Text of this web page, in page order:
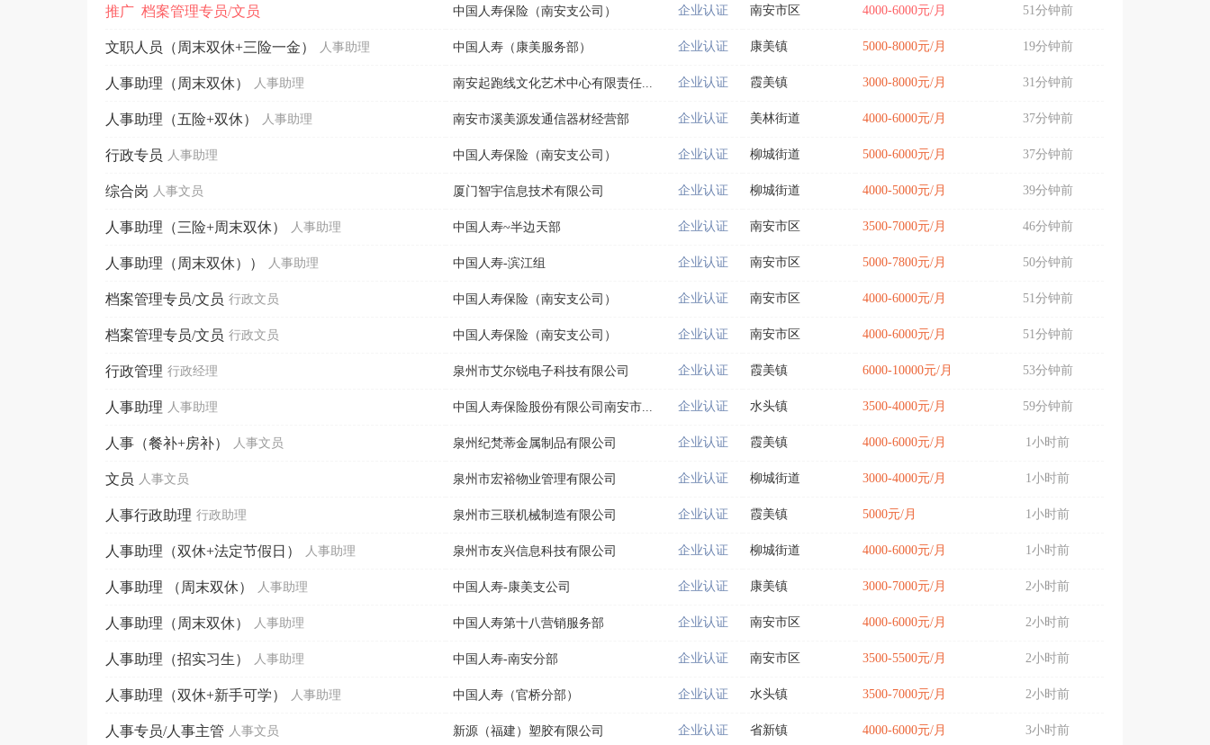
推广 档案管理专员/文员 中国人寿保险（南安支公司） 企业认证 南安市区 4000-6000元/月 51分钟前
文职人员（周末双休+三险一金） 人事助理 中国人寿（康美服务部） 企业认证 康美镇 5000-8000元/月 19分钟前
人事助理（周末双休） 人事助理 南安起跑线文化艺术中心有限责任... 企业认证 霞美镇 3000-8000元/月 31分钟前
人事助理（五险+双休） 人事助理 南安市溪美源发通信器材经营部 企业认证 美林街道 4000-6000元/月 37分钟前
行政专员 人事助理 中国人寿保险（南安支公司） 企业认证 柳城街道 5000-6000元/月 37分钟前
综合岗 人事文员 厦门智宇信息技术有限公司 企业认证 柳城街道 4000-5000元/月 39分钟前
人事助理（三险+周末双休） 人事助理 中国人寿~半边天部 企业认证 南安市区 3500-7000元/月 46分钟前
人事助理（周末双休）） 人事助理 中国人寿-滨江组 企业认证 南安市区 5000-7800元/月 50分钟前
档案管理专员/文员 行政文员 中国人寿保险（南安支公司） 企业认证 南安市区 4000-6000元/月 51分钟前
档案管理专员/文员 行政文员 中国人寿保险（南安支公司） 企业认证 南安市区 4000-6000元/月 51分钟前
行政管理 行政经理 泉州市艾尔锐电子科技有限公司 企业认证 霞美镇 6000-10000元/月 53分钟前
人事助理 人事助理 中国人寿保险股份有限公司南安市... 企业认证 水头镇 3500-4000元/月 59分钟前
人事（餐补+房补） 人事文员 泉州纪梵蒂金属制品有限公司 企业认证 霞美镇 4000-6000元/月 1小时前
文员 人事文员 泉州市宏裕物业管理有限公司 企业认证 柳城街道 3000-4000元/月 1小时前
人事行政助理 行政助理 泉州市三联机械制造有限公司 企业认证 霞美镇 5000元/月 1小时前
人事助理（双休+法定节假日） 人事助理 泉州市友兴信息科技有限公司 企业认证 柳城街道 4000-6000元/月 1小时前
人事助理 （周末双休） 人事助理 中国人寿-康美支公司 企业认证 康美镇 3000-7000元/月 2小时前
人事助理（周末双休） 人事助理 中国人寿第十八营销服务部 企业认证 南安市区 4000-6000元/月 2小时前
人事助理（招实习生） 人事助理 中国人寿-南安分部 企业认证 南安市区 3500-5500元/月 2小时前
人事助理（双休+新手可学） 人事助理 中国人寿（官桥分部） 企业认证 水头镇 3500-7000元/月 2小时前
人事专员/人事主管 人事文员 新源（福建）塑胶有限公司 企业认证 省新镇 4000-6000元/月 3小时前